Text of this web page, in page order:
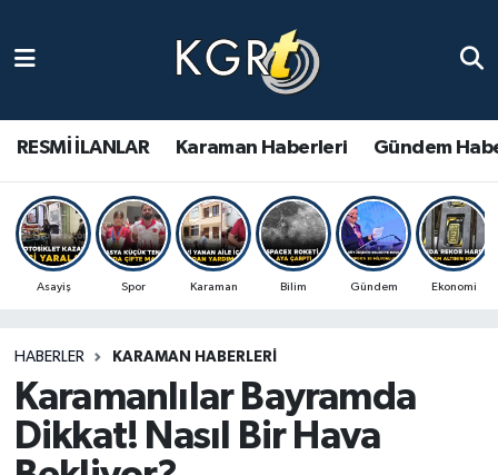
RESMİ İLANLAR Karaman Haberleri Gündem
Asayiş Spor Karaman Bilim Gündem Ekonomi
HABERLER KARAMAN HABERLERI
Karamanlılar Bayramda
Dikkat! Nasıl Bir Hava
Gündem Haberleri
Güncel Haberler
Spor Haberleri
Ulusal Haberler
Vefat Edenler